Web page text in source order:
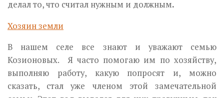
делал то, что считал нужным и должным.
Хозяин земли
В нашем селе все знают и уважают семью
Козионовых. Я часто помогаю им по хозяйству,
выполняю работу, какую попросят и, можно
сказать, стал уже членом этой замечательной